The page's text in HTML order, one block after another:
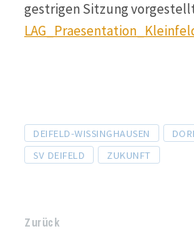
gestrigen Sitzung
Tags
DEIFELD-WISSINGHAUSEN
SV DEIFELD
ZUKUNFT
Zurück